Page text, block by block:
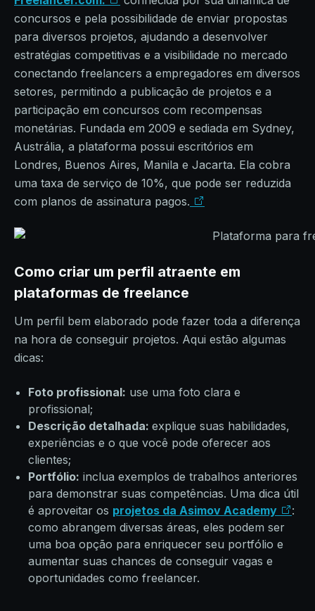
concursos e pela possibilidade de enviar propostas
para diversos projetos, ajudando a desenvolver
estratégias competitivas e a visibilidade no mercado
conectando freelancers a empregadores em diversos
setores, permitindo a publicação de projetos e a
participação em concursos com recompensas
monetárias. Fundada em 2009 e sediada em Sydney,
Austrália, a plataforma possui escritórios em
Londres, Buenos Aires, Manila e Jacarta. Ela cobra
uma taxa de serviço de 10%, que pode ser reduzida
com planos de assinatura pagos.
Como criar um perfil atraente em
plataformas de freelance
Um perfil bem elaborado pode fazer toda a diferença
na hora de conseguir projetos. Aqui estão algumas
dicas:
Foto profissional: use uma foto clara e
profissional;
Descrição detalhada: explique suas habilidades,
experiências e o que você pode oferecer aos
clientes;
Portfólio: inclua exemplos de trabalhos anteriores
para demonstrar suas competências. Uma dica útil
é aproveitar os projetos da Asimov Academy
:
como abrangem diversas áreas, eles podem ser
uma boa opção para enriquecer seu portfólio e
aumentar suas chances de conseguir vagas e
oportunidades como freelancer.